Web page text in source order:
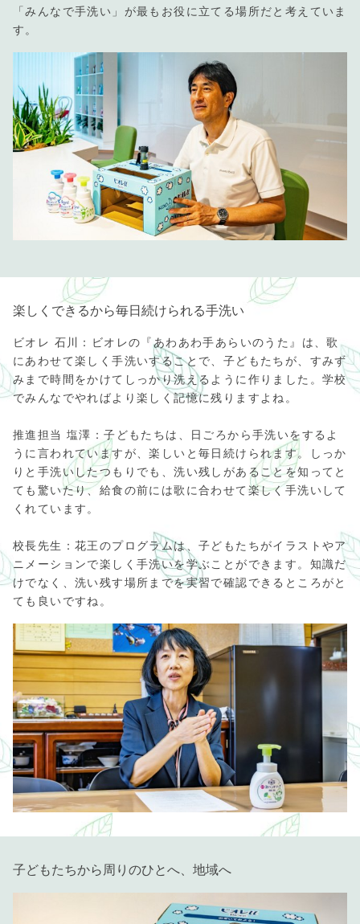
「みんなで手洗い」が最もお役に立てる場所だと考えていま
す。
楽しくできるから毎日続けられる手洗い
ビオレ 石川：ビオレの『あわあわ手あらいのうた』は、歌
にあわせて楽しく手洗いすることで、子どもたちが、すみず
みまで時間をかけてしっかり洗えるように作りました。学校
でみんなでやればより楽しく記憶に残りますよね。
推進担当 塩澤：子どもたちは、日ごろから手洗いをするよ
うに言われていますが、楽しいと毎日続けられます。しっか
りと手洗いしたつもりでも、洗い残しがあることを知ってと
ても驚いたり、給食の前には歌に合わせて楽しく手洗いして
くれています。
校長先生：花王のプログラムは、子どもたちがイラストやア
ニメーションで楽しく手洗いを学ぶことができます。知識だ
けでなく、洗い残す場所までを実習で確認できるところがと
ても良いですね。
子どもたちから周りのひとへ、地域へ